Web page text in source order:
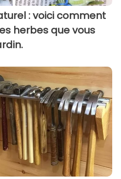
: voici comment
herbes que vous